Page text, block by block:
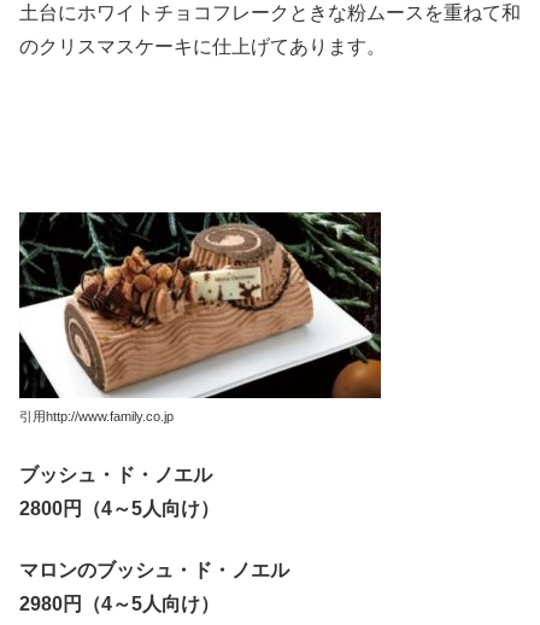
土台にホワイトチョコフレークときな粉ムースを重ねて和
のクリスマスケーキに仕上げてあります。
引用http://www.family.co.jp
ブッシュ・ド・ノエル
2800円（4～5人向け）
マロンのブッシュ・ド・ノエル
2980円（4～5人向け）